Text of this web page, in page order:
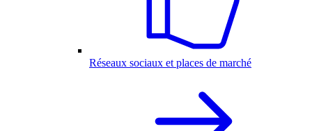
Réseaux sociaux et places de marché